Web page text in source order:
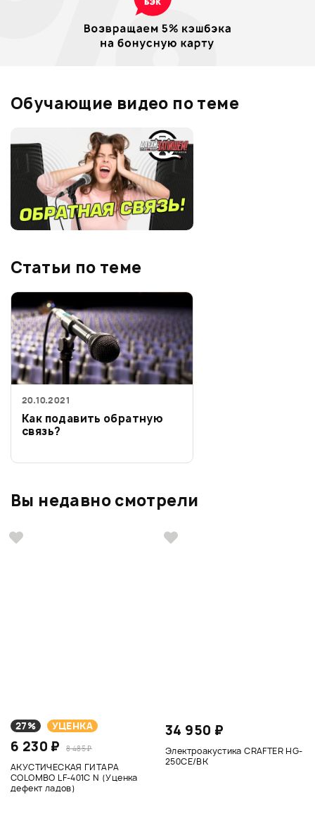
Обучающие видео по теме
Статьи по теме
20.10.2021
Как подавить обратную
связь?
Вы недавно смотрели
27% УЦЕНКА
6 230 ₽ 8 485 ₽
АКУСТИЧЕСКАЯ ГИТАРА
COLOMBO LF-401C N (Уценка
дефект ладов)
34 950 ₽
Электроакустика CRAFTER HG-
250CE/BK